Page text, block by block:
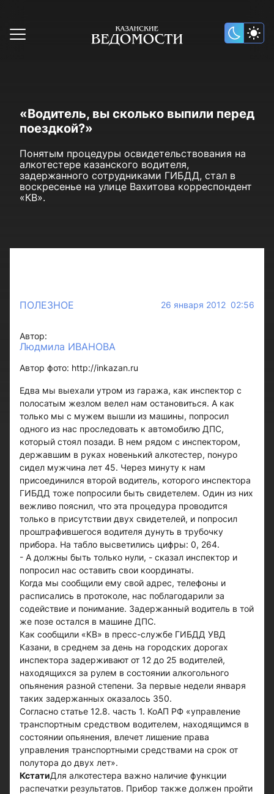
«Водитель, вы сколько выпили перед
поездкой?»
Понятым процедуры освидетельствования на
алкотестере казанского водителя,
задержанного сотрудниками ГИБДД, стал в
воскресенье на улице Вахитова корреспондент
«КВ».
ПОЛЕЗНОЕ 26 января 2012 02:56
Автор:
Людмила ИВАНОВА
Автор фото: http://inkazan.ru
Едва мы выехали утром из гаража, как инспектор с
полосатым жезлом велел нам остановиться. А как
только мы с мужем вышли из машины, попросил
одного из нас проследовать к автомобилю ДПС,
который стоял позади. В нем рядом с инспектором,
державшим в руках новенький алкотестер, понуро
сидел мужчина лет 45. Через минуту к нам
присоединился второй водитель, которого инспектора
ГИБДД тоже попросили быть свидетелем. Один из них
вежливо пояснил, что эта процедура проводится
только в присутствии двух свидетелей, и попросил
проштрафившегося водителя дунуть в трубочку
прибора. На табло высветились цифры: 0, 264.
- А должны быть только нули, - сказал инспектор и
попросил нас оставить свои координаты.
Когда мы сообщили ему свой адрес, телефоны и
расписались в протоколе, нас поблагодарили за
содействие и понимание. Задержанный водитель в той
же позе остался в машине ДПС.
Как сообщили «КВ» в пресс-службе ГИБДД УВД
Казани, в среднем за день на городских дорогах
инспектора задерживают от 12 до 25 водителей,
находящихся за рулем в состоянии алкогольного
опьянения разной степени. За первые недели января
таких задержанных оказалось 350.
Согласно статье 12.8. часть 1. КоАП РФ «управление
транспортным средством водителем, находящимся в
состоянии опьянения, влечет лишение права
управления транспортными средствами на срок от
полутора до двух лет».
КстатиДля алкотестера важно наличие функции
распечатки результатов. Прибор также должен пройти